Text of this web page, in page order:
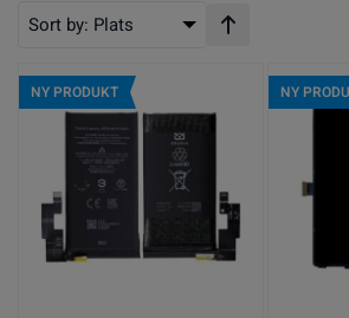
Sort by: Plats Stigande
NY PRODUKT NY